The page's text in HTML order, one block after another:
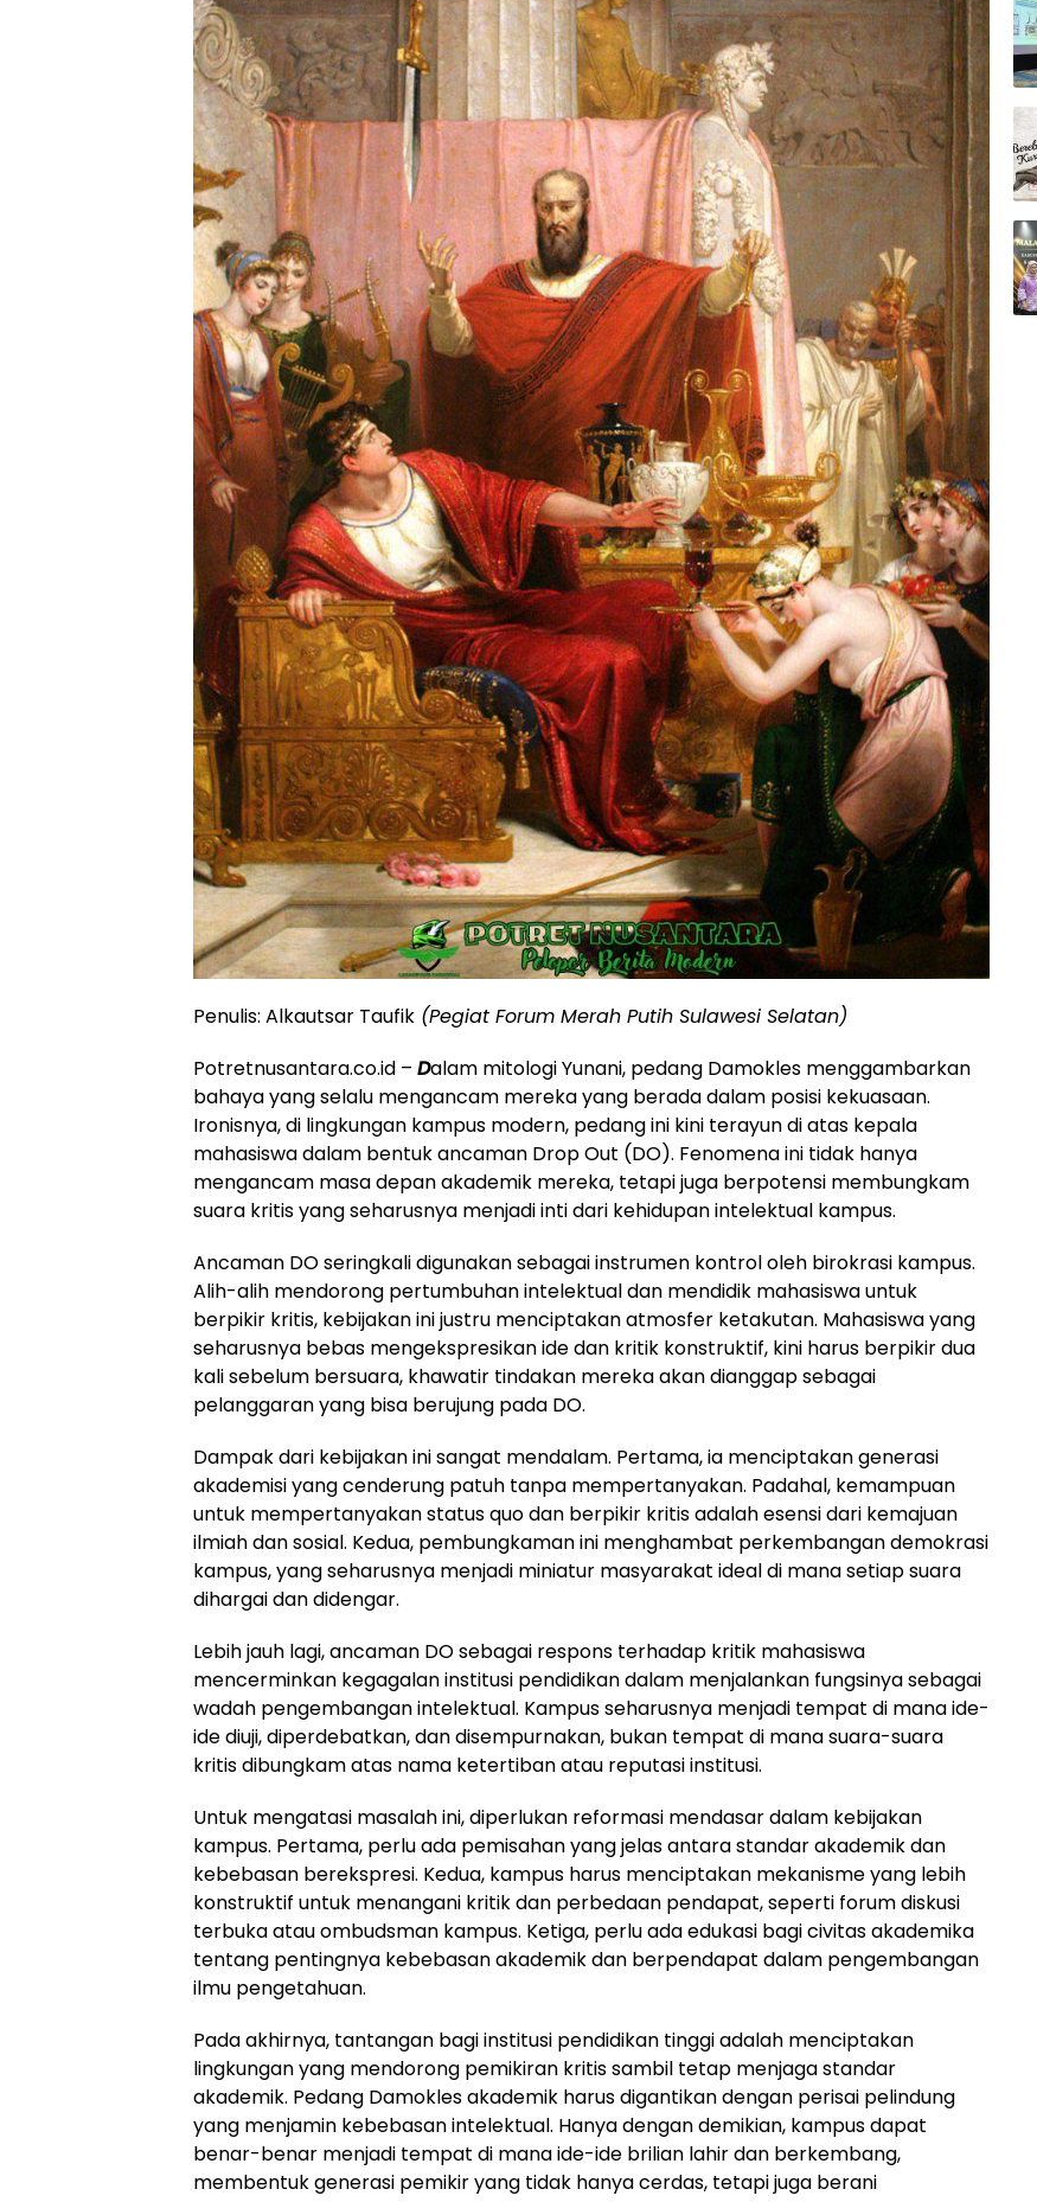
Penulis: Alkautsar Taufik (Pegiat Forum Merah Putih Sulawesi Selatan)
Potretnusantara.co.id – Dalam mitologi Yunani, pedang Damokles menggambarkan
bahaya yang selalu mengancam mereka yang berada dalam posisi kekuasaan.
Ironisnya, di lingkungan kampus modern, pedang ini kini terayun di atas kepala
mahasiswa dalam bentuk ancaman Drop Out (DO). Fenomena ini tidak hanya
mengancam masa depan akademik mereka, tetapi juga berpotensi membungkam
suara kritis yang seharusnya menjadi inti dari kehidupan intelektual kampus.
Ancaman DO seringkali digunakan sebagai instrumen kontrol oleh birokrasi kampus.
Alih-alih mendorong pertumbuhan intelektual dan mendidik mahasiswa untuk
berpikir kritis, kebijakan ini justru menciptakan atmosfer ketakutan. Mahasiswa yang
seharusnya bebas mengekspresikan ide dan kritik konstruktif, kini harus berpikir dua
kali sebelum bersuara, khawatir tindakan mereka akan dianggap sebagai
pelanggaran yang bisa berujung pada DO.
Dampak dari kebijakan ini sangat mendalam. Pertama, ia menciptakan generasi
akademisi yang cenderung patuh tanpa mempertanyakan. Padahal, kemampuan
untuk mempertanyakan status quo dan berpikir kritis adalah esensi dari kemajuan
ilmiah dan sosial. Kedua, pembungkaman ini menghambat perkembangan demokrasi
kampus, yang seharusnya menjadi miniatur masyarakat ideal di mana setiap suara
dihargai dan didengar.
Lebih jauh lagi, ancaman DO sebagai respons terhadap kritik mahasiswa
mencerminkan kegagalan institusi pendidikan dalam menjalankan fungsinya sebagai
wadah pengembangan intelektual. Kampus seharusnya menjadi tempat di mana ide-
ide diuji, diperdebatkan, dan disempurnakan, bukan tempat di mana suara-suara
kritis dibungkam atas nama ketertiban atau reputasi institusi.
Untuk mengatasi masalah ini, diperlukan reformasi mendasar dalam kebijakan
kampus. Pertama, perlu ada pemisahan yang jelas antara standar akademik dan
kebebasan berekspresi. Kedua, kampus harus menciptakan mekanisme yang lebih
konstruktif untuk menangani kritik dan perbedaan pendapat, seperti forum diskusi
terbuka atau ombudsman kampus. Ketiga, perlu ada edukasi bagi civitas akademika
tentang pentingnya kebebasan akademik dan berpendapat dalam pengembangan
ilmu pengetahuan.
Pada akhirnya, tantangan bagi institusi pendidikan tinggi adalah menciptakan
lingkungan yang mendorong pemikiran kritis sambil tetap menjaga standar
akademik. Pedang Damokles akademik harus digantikan dengan perisai pelindung
yang menjamin kebebasan intelektual. Hanya dengan demikian, kampus dapat
benar-benar menjadi tempat di mana ide-ide brilian lahir dan berkembang,
membentuk generasi pemikir yang tidak hanya cerdas, tetapi juga berani